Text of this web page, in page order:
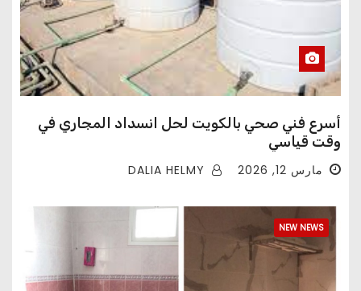
أسرع فني صحي بالكويت لحل انسداد المجاري في
وقت قياسي
مارس 12, 2026
NEW NEWS